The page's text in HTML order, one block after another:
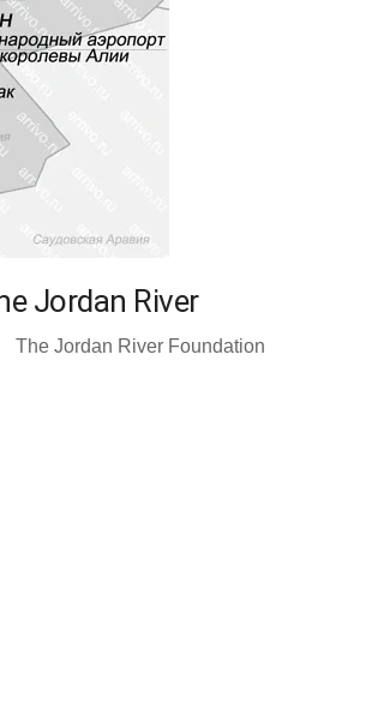
Jordan River
The Jordan River Foundation